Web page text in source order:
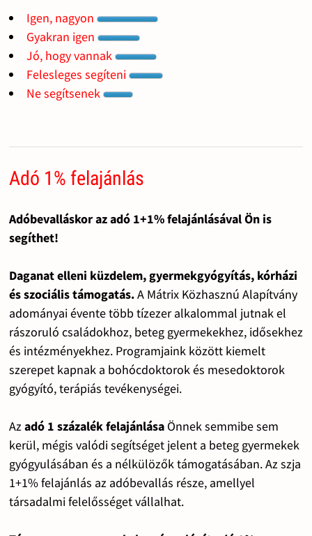
Igen, nagyon
Gyakran igen
Jó, hogy vannak
Felesleges segíteni
Ne segítsenek
Adó 1% felajánlás
Adóbevalláskor az adó 1+1% felajánlásával Ön is
segíthet!
Daganat elleni küzdelem, gyermekgyógyítás, kórházi
és szociális támogatás.A Mátrix Közhasznú Alapítvány
adományai évente több tízezer alkalommal jutnak el
rászoruló családokhoz, beteg gyermekekhez, idősekhez
és intézményekhez. Programjaink között kiemelt
szerepet kapnak a bohócdoktorok és mesedoktorok
gyógyító, terápiás tevékenységei.
Azadó 1 százalék felajánlásaÖnnek semmibe sem
kerül, mégis valódi segítséget jelent a beteg gyermekek
gyógyulásában és a nélkülözők támogatásában. Az szja
1+1% felajánlás az adóbevallás része, amellyel
társadalmi felelősséget vállalhat.